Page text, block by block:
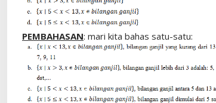
PEMBAHASAN: mari kita bahas satu-satu: